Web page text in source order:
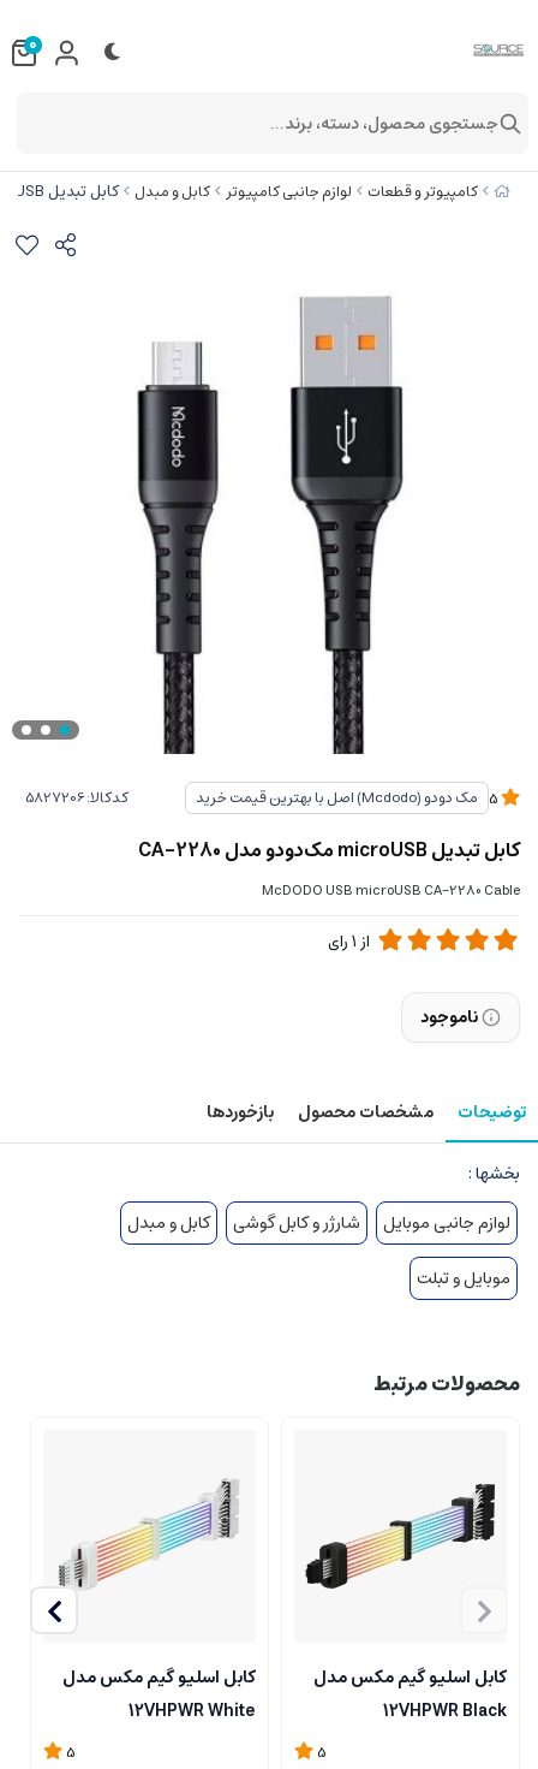
کامپیوتر و قطعات لوازم جانبی کامپیوتر کابل و مبدل کابل تبدیل microUSB مک‌دودو مدل CA-2280
مک دودو (Mcdodo) اصل با بهترین قیمت خرید کدکالا:
کابل تبدیل microUSB مک‌دودو مدل CA-2280
McDODO USB microUSB CA-2280 Cable
از 1رای
ناموجود
توضیحات مشخصات محصول بازخوردها
بخشها :
لوازم جانبی موبایل
شارژر و کابل گوشی
کابل و مبدل
موبایل و تبلت
محصولات مرتبط
کابل اسلیو گیم مکس مدل
12VHPWR Black
5
کابل اسلیو گیم مکس مدل
12VHPWR White
5
0
جستجوی محصول، دسته، برند...